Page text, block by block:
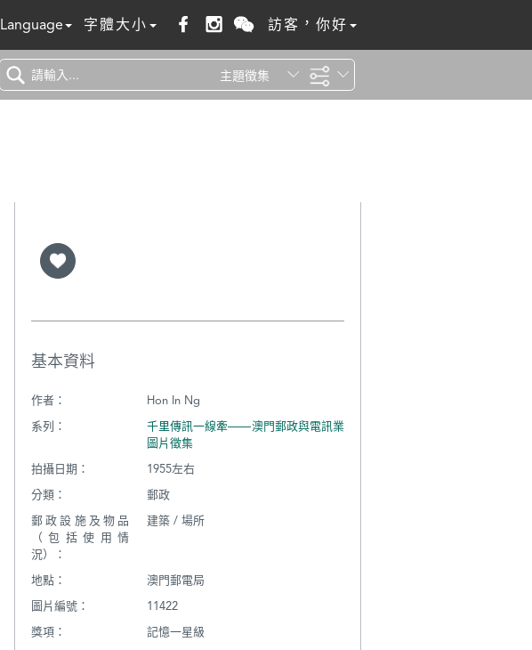
Language 字體大小 訪客，你好
主題徵集
基本資料
作者：
Hon In Ng
系列：
千里傳訊一線牽——澳門郵政與電訊業
圖片徵集
拍攝日期：
1955左右
分類：
郵政
郵政設施及物品
（包括使用情
況）：
建築 / 場所
地點：
澳門郵電局
圖片編號：
11422
獎項：
記憶一星級